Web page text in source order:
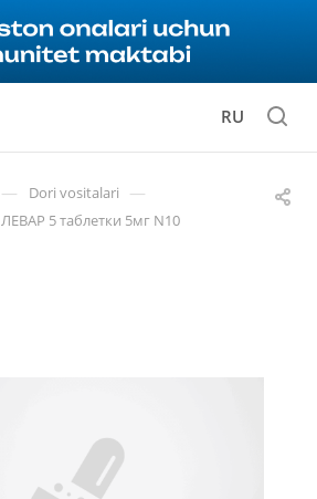
RU
— Dori vositalari —
ЛЕВАР 5 таблетки 5мг N10